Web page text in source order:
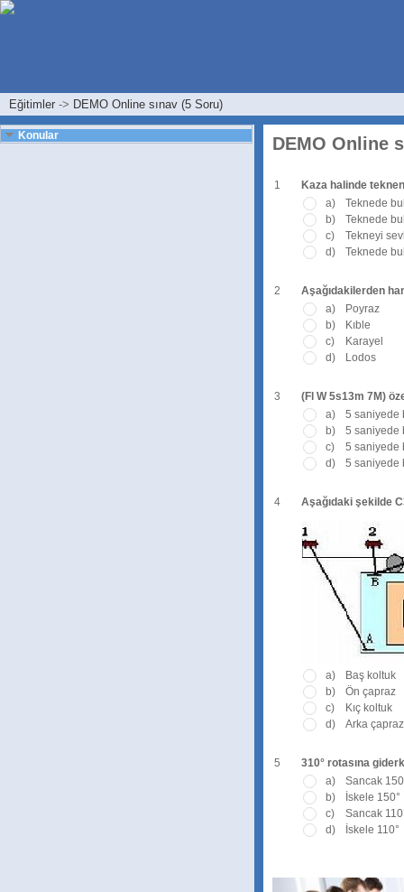
Eğitimler -> DEMO Online sınav (5 Soru)
Konular DEMO Online
1
Kaza halinde
a)
Teknede
b)
Teknede
c)
Tekneyi
d)
Teknede
2
Aşağıdakilerden
a)
Poyraz
b)
Kıble
c)
Karayel
d)
Lodos
3
(Fl W 5s13m 7M)
a)
5 saniyede
b)
5 saniyede
c)
5 saniyede
d)
5 saniyede
4 Aşağıdaki şekilde
a)
Baş koltuk
b)
Ön çapraz
c)
Kıç koltuk
d)
Arka çapraz
5
310° rotasına
a)
Sancak
b)
İskele 150°
c)
Sancak
d)
İskele 110°